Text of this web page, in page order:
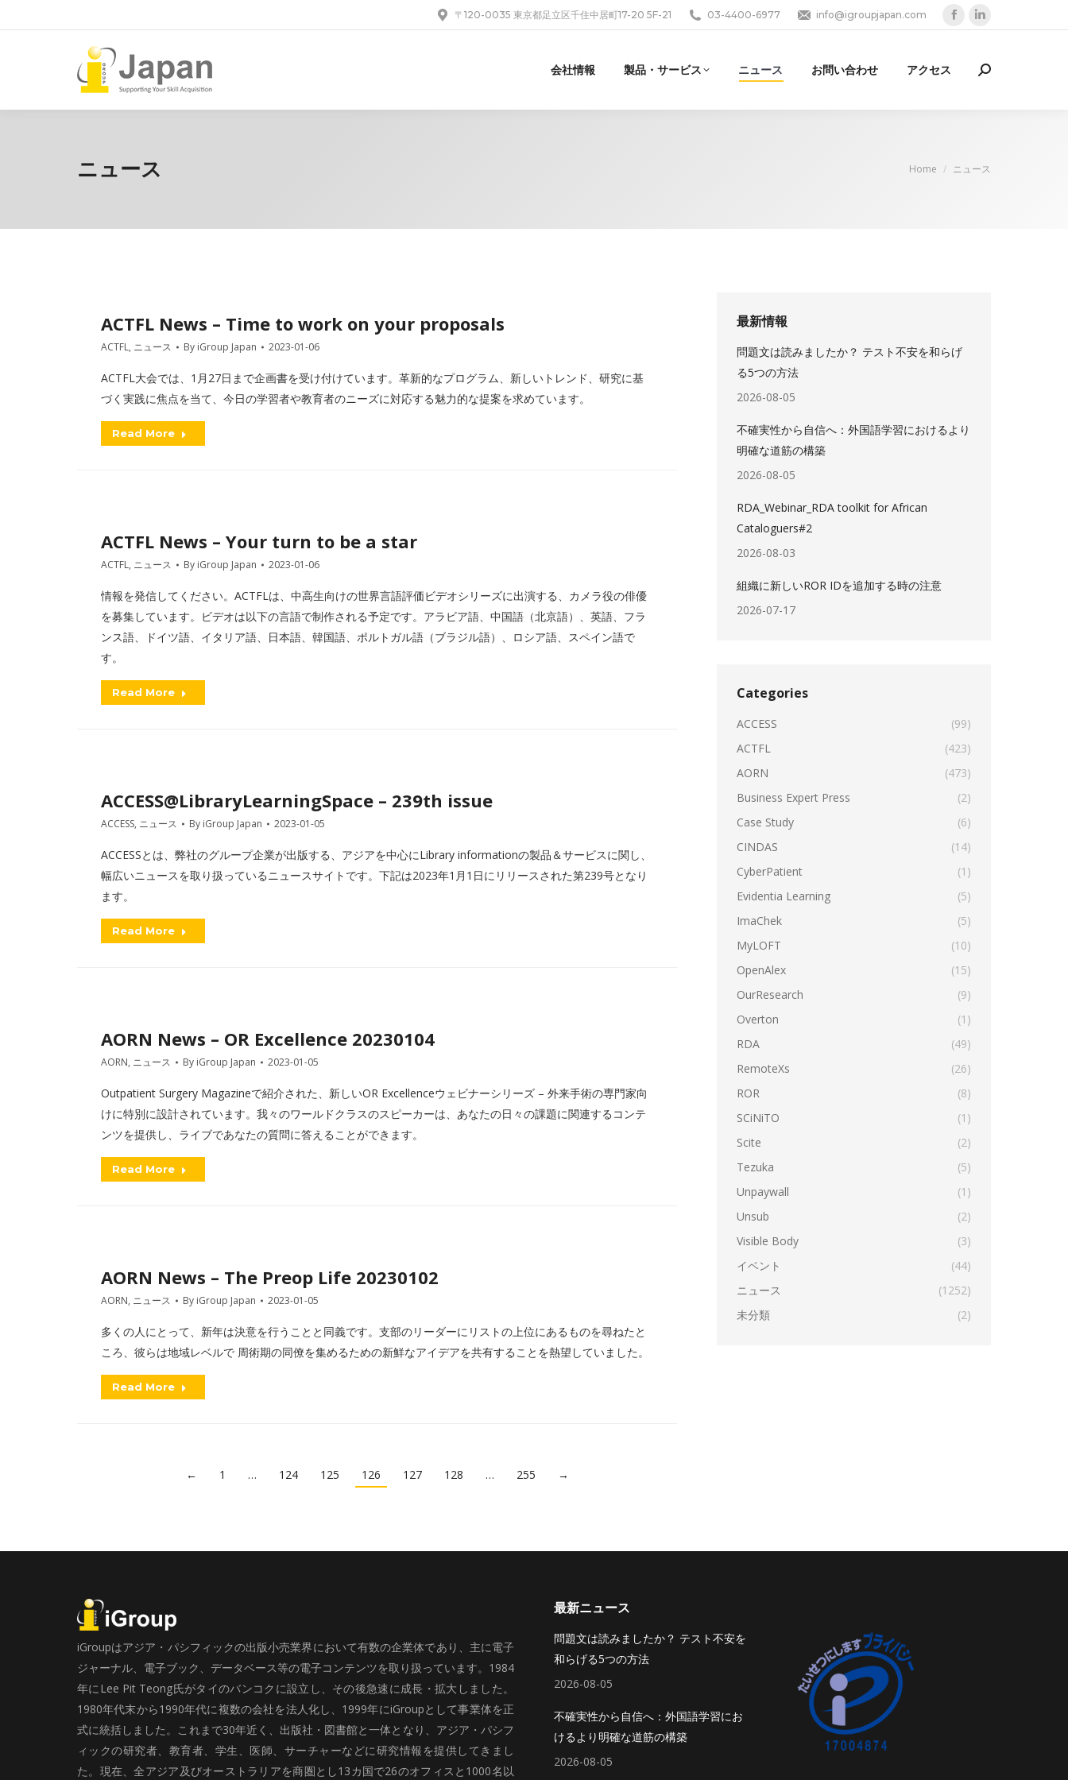
〒120-0035 東京都足立区千住中居町17-20 5F-21 03-4400-6977 info@igroupjapan.com
opensopens
会社情報 製品・サービス ニュース お問い合わせ アクセス Search:
ニュース You are here:
Home ニュース
ACTFL News – Time to work on your proposals
ACTFL, ニュース By iGroup Japan 2023-01-06
ACTFL大会では、1月27日まで企画書を受け付けています。革新的なプログラム、新しいトレンド、研究に基
づく実践に焦点を当て、今日の学習者や教育者のニーズに対応する魅力的な提案を求めています。
Read More
ACTFL News – Your turn to be a star
ACTFL, ニュース By iGroup Japan 2023-01-06
情報を発信してください。ACTFLは、中高生向けの世界言語評価ビデオシリーズに出演する、カメラ役の俳優
を募集しています。ビデオは以下の言語で制作される予定です。アラビア語、中国語（北京語）、英語、フラ
ンス語、ドイツ語、イタリア語、日本語、韓国語、ポルトガル語（ブラジル語）、ロシア語、スペイン語で
す。
Read More
ACCESS@LibraryLearningSpace – 239th issue
ACCESS, ニュース By iGroup Japan 2023-01-05
ACCESSとは、弊社のグループ企業が出版する、アジアを中心にLibrary informationの製品＆サービスに関し、
幅広いニュースを取り扱っているニュースサイトです。下記は2023年1月1日にリリースされた第239号となり
ます。
Read More
AORN News – OR Excellence 20230104
AORN, ニュース By iGroup Japan 2023-01-05
Outpatient Surgery Magazineで紹介された、新しいOR Excellenceウェビナーシリーズ – 外来手術の専門家向
けに特別に設計されています。我々のワールドクラスのスピーカーは、あなたの日々の課題に関連するコンテ
ンツを提供し、ライブであなたの質問に答えることができます。
Read More
AORN News – The Preop Life 20230102
AORN, ニュース By iGroup Japan 2023-01-05
多くの人にとって、新年は決意を行うことと同義です。支部のリーダーにリストの上位にあるものを尋ねたと
ころ、彼らは地域レベルで 周術期の同僚を集めるための新鮮なアイデアを共有することを熱望していました。
Read More
← 1 … 124 125 126 127 128 … 255 →
最新情報
問題文は読みましたか？ テスト不安を和らげ
る5つの方法
2026-08-05
不確実性から自信へ：外国語学習におけるより
明確な道筋の構築
2026-08-05
RDA_Webinar_RDA toolkit for African
Cataloguers#2
2026-08-03
組織に新しいROR IDを追加する時の注意
2026-07-17
Categories
ACCESS
(99)
ACTFL
(423)
AORN
(473)
Business Expert Press
(2)
Case Study
(6)
CINDAS
(14)
CyberPatient
(1)
Evidentia Learning
(5)
ImaChek
(5)
MyLOFT
(10)
OpenAlex
(15)
OurResearch
(9)
Overton
(1)
RDA
(49)
RemoteXs
(26)
ROR
(8)
SCiNiTO
(1)
Scite
(2)
Tezuka
(5)
Unpaywall
(1)
Unsub
(2)
Visible Body
(3)
イベント
(44)
ニュース
(1252)
未分類
(2)
iGroupはアジア・パシフィックの出版小売業界において有数の企業体であり、主に電子
ジャーナル、電子ブック、データベース等の電子コンテンツを取り扱っています。1984
年にLee Pit Teong氏がタイのバンコクに設立し、その後急速に成長・拡大しました。
1980年代末から1990年代に複数の会社を法人化し、1999年にiGroupとして事業体を正
式に統括しました。これまで30年近く、出版社・図書館と一体となり、アジア・パシフ
ィックの研究者、教育者、学生、医師、サーチャーなどに研究情報を提供してきまし
た。現在、全アジア及びオーストラリアを商圏とし13カ国で26のオフィスと1000名以
最新ニュース
問題文は読みましたか？ テスト不安を
和らげる5つの方法
2026-08-05
不確実性から自信へ：外国語学習にお
けるより明確な道筋の構築
2026-08-05